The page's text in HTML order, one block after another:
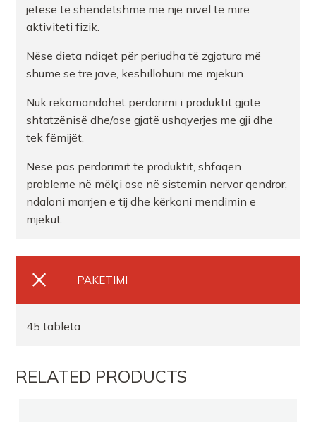
jetese të shëndetshme me një nivel të mirë
aktiviteti fizik.
Nëse dieta ndiqet për periudha të zgjatura më
shumë se tre javë, keshillohuni me mjekun.
Nuk rekomandohet përdorimi i produktit gjatë
shtatzënisë dhe/ose gjatë ushqyerjes me gji dhe
tek fëmijët.
Nëse pas përdorimit të produktit, shfaqen
probleme në mëlçi ose në sistemin nervor qendror,
ndaloni marrjen e tij dhe kërkoni mendimin e
mjekut.
PAKETIMI
45 tableta
RELATED PRODUCTS